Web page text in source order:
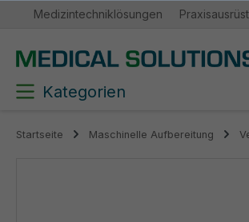
Zur Hauptnavigation
Medizintechniklösungen
Kategorien
Startseite Maschinelle Aufbereitung